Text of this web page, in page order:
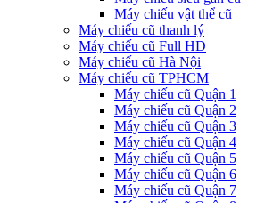
Máy chiếu vật thể cũ
Máy chiếu cũ thanh lý
Máy chiếu cũ Full HD
Máy chiếu cũ Hà Nội
Máy chiếu cũ TPHCM
Máy chiếu cũ Quận 1
Máy chiếu cũ Quận 2
Máy chiếu cũ Quận 3
Máy chiếu cũ Quận 4
Máy chiếu cũ Quận 5
Máy chiếu cũ Quận 6
Máy chiếu cũ Quận 7